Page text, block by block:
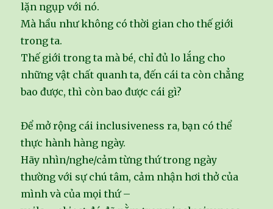
lặn ngụp với nó.
Mà hầu như không có thời gian cho thế giới
trong ta.
Thế giới trong ta mà bé, chỉ đủ lo lắng cho
những vật chất quanh ta, đến cái ta còn chẳng
bao được, thì còn bao được cái gì?
Để mở rộng cái inclusiveness ra, bạn có thể
thực hành hàng ngày.
Hãy nhìn/nghe/cảm từng thứ trong ngày
thường với sự chú tâm, cảm nhận hơi thở của
mình và của mọi thứ –